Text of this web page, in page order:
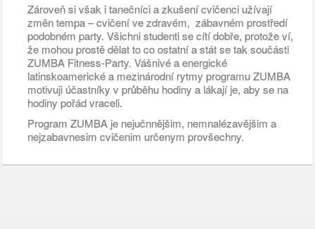
Zároveň si však i tanečníci a zkušení cvičenci užívají
změn tempa – cvičení ve zdravém, zábavném prostředí
podobném party. Všichni studenti se cítí dobře, protože ví,
že mohou prostě dělat to co ostatní a stát se tak součásti
ZUMBA Fitness-Party. Vášnivé a energické
latinskoamerické a mezinárodní rytmy programu ZUMBA
motivuji účastníky v průběhu hodiny a lákají je, aby se na
hodiny pořád vraceli.
Program ZUMBA je nejučnnějšim, nemnalézavějšim a
nejzabavnesim cvičenim určenym provšechny.